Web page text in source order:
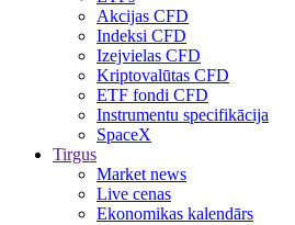
Akcijas CFD
Indeksi CFD
Izejvielas CFD
Kriptovalūtas CFD
ETF fondi CFD
Instrumentu specifikācija
SpaceX
Tirgus
Market news
Live cenas
Ekonomikas kalendārs